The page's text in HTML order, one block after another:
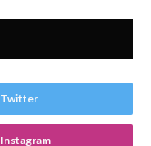
Twitter
Instagram